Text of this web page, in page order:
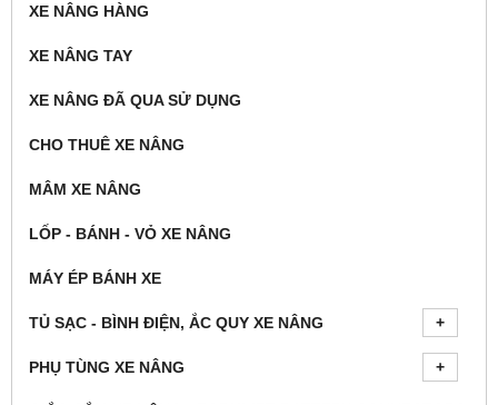
XE NÂNG HÀNG
XE NÂNG TAY
XE NÂNG ĐÃ QUA SỬ DỤNG
CHO THUÊ XE NÂNG
MÂM XE NÂNG
LỐP - BÁNH - VỎ XE NÂNG
MÁY ÉP BÁNH XE
TỦ SẠC - BÌNH ĐIỆN, ẮC QUY XE NÂNG
PHỤ TÙNG XE NÂNG